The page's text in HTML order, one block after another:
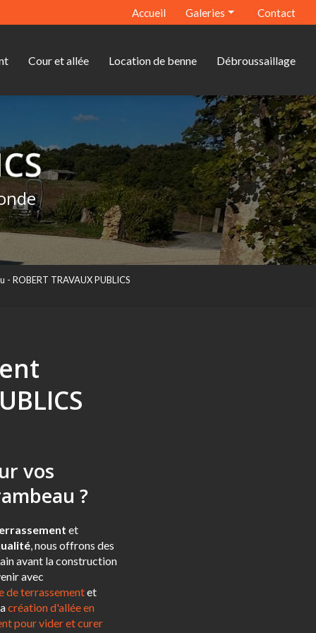
Accueil
Galeries
Assainissement
Location de benne
Débroussaillage
Contact
Cour et allée Location de benne Débroussaillage
ROBERT TRAVAUX PUBLICS
vos
?
et
, nous offrons des
avant la construction
avec
de terrassementet
création d'allée en
pour vider et curer